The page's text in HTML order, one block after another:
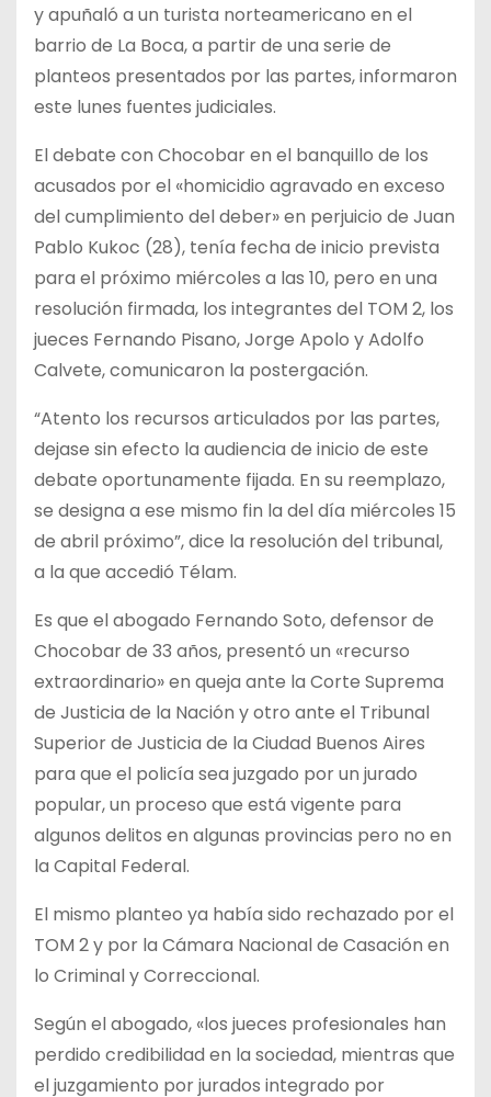
y apuñaló a un turista norteamericano en el
barrio de La Boca, a partir de una serie de
planteos presentados por las partes, informaron
este lunes fuentes judiciales.
El debate con Chocobar en el banquillo de los
acusados por el «homicidio agravado en exceso
del cumplimiento del deber» en perjuicio de Juan
Pablo Kukoc (28), tenía fecha de inicio prevista
para el próximo miércoles a las 10, pero en una
resolución firmada, los integrantes del TOM 2, los
jueces Fernando Pisano, Jorge Apolo y Adolfo
Calvete, comunicaron la postergación.
“Atento los recursos articulados por las partes,
dejase sin efecto la audiencia de inicio de este
debate oportunamente fijada. En su reemplazo,
se designa a ese mismo fin la del día miércoles 15
de abril próximo”, dice la resolución del tribunal,
a la que accedió Télam.
Es que el abogado Fernando Soto, defensor de
Chocobar de 33 años, presentó un «recurso
extraordinario» en queja ante la Corte Suprema
de Justicia de la Nación y otro ante el Tribunal
Superior de Justicia de la Ciudad Buenos Aires
para que el policía sea juzgado por un jurado
popular, un proceso que está vigente para
algunos delitos en algunas provincias pero no en
la Capital Federal.
El mismo planteo ya había sido rechazado por el
TOM 2 y por la Cámara Nacional de Casación en
lo Criminal y Correccional.
Según el abogado, «los jueces profesionales han
perdido credibilidad en la sociedad, mientras que
el juzgamiento por jurados integrado por